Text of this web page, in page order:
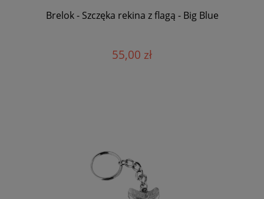
Brelok - Szczęka rekina z flagą - Big Blue
55,00 zł